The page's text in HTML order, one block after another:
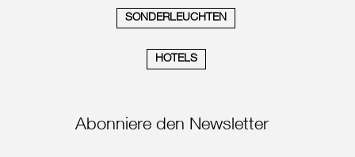
SONDERLEUCHTEN
HOTELS
Abonniere den Newsletter